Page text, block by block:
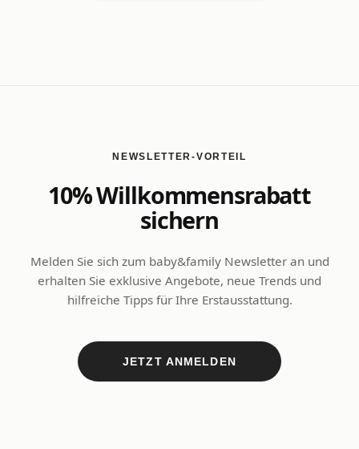
NEWSLETTER-VORTEIL
10% Willkommensrabatt
sichern
Melden Sie sich zum baby&family Newsletter an und
erhalten Sie exklusive Angebote, neue Trends und
hilfreiche Tipps für Ihre Erstausstattung.
JETZT ANMELDEN